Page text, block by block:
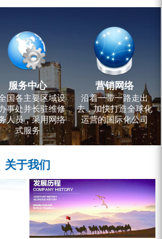
服务中心
国各主要区域设
事处并长驻维修
人员，采用网络
式服务
营销网络
沿着一带一路走出
去，加快打造全球化
运营的国际化公司
关于我们